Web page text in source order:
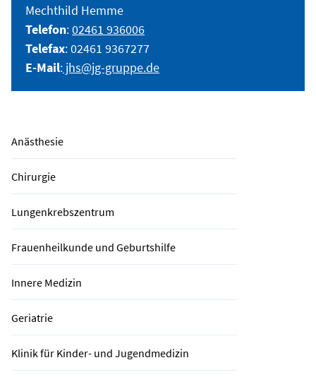
Anästhesie
Chirurgie
Lungenkrebszentrum
Frauenheilkunde und Geburtshilfe
Innere Medizin
Geriatrie
Klinik für Kinder- und Jugendmedizin
Mechthild Hemme
Telefon:02461 936006
Telefax: 02461 9367277
E-Mail: jhs@jg-gruppe.de